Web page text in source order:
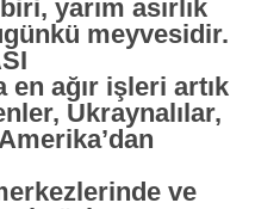
yarım asırlık
meyvesidir.
en ağır işleri artık
Ukraynalılar,
ve